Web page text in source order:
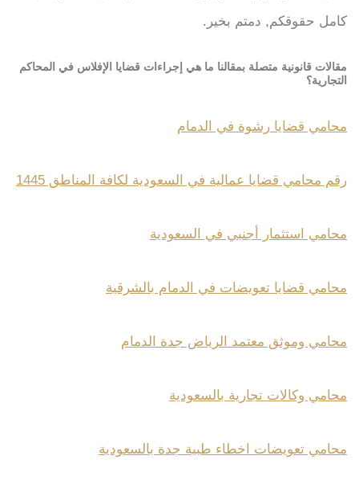
كامل حقوقكم, دمتم بخير.
مقالات قانونية متصلة بمقالنا ما هي إجراءات قضايا الإفلاس في المحاكم
التجارية؟
محامي قضايا رشوة في الدمام
رقم محامي قضايا عمالية في السعودية لكافة المناطق 1445
محامي استثمار أجنبي في السعودية
محامي قضايا تعويضات في الدمام بالشرقية
محامي وموثق معتمد الرياض جدة الدمام
محامي وكالات تجارية بالسعودية
محامي تعويضات اخطاء طبية جدة بالسعودية